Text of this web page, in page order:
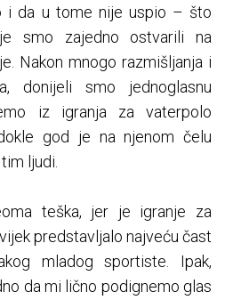
i da u tome nije uspio – što
smo zajedno ostvarili na
Nakon mnogo razmišljanja i
donijeli smo jednoglasnu
iz igranja za vaterpolo
god je na njenom čelu
ljudi.
teška, jer je igranje za
predstavljalo najveću čast
mladog sportiste. Ipak,
da mi lično podignemo glas